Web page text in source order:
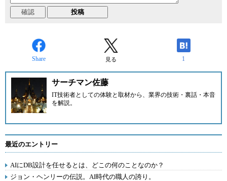
Share 見る 1
サーチマン佐藤
IT技術者としての体験と取材から、業界の技術・裏話・本音
を解説。
最近のエントリー
AIにDB設計を任せるとは、どこの何のことなのか？
ジョン・ヘンリーの伝説。AI時代の職人の誇り。